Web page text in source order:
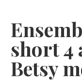
short 4
Betsy